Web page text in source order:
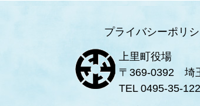
プライバシーポリ
上里町役場
〒369-0392 埼
TEL 0495-35-